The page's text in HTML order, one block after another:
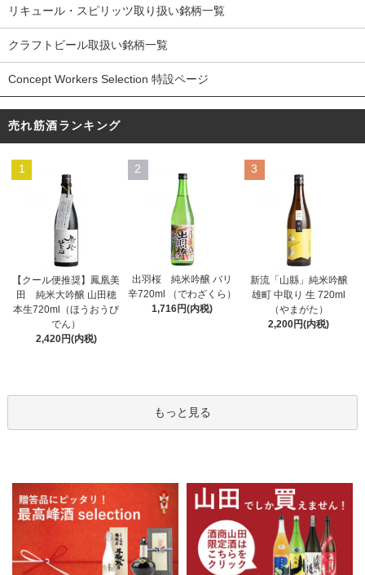
リキュール・スピリッツ取り扱い銘柄一覧
クラフトビール取扱い銘柄一覧
Concept Workers Selection 特設ページ
売れ筋酒ランキング
1
【クール便推奨】鳳凰美
田 純米大吟醸 山田穂
本生720ml（ほうおうび
でん）
2,420円(内税)
2
出羽桜 純米吟醸 バリ
辛720ml （でわざくら）
1,716円(内税)
3
新流「山縣」純米吟醸
雄町 中取り 生 720ml
（やまがた）
2,200円(内税)
もっと見る